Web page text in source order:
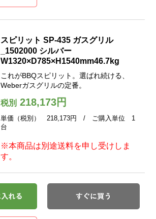
スピリット SP-435 ガスグリル
_1502000 シルバー
W1320×D785×H1540mm46.7kg
これがBBQスピリット。選ばれ続ける、
Weberガスグリルの定番。
税別218,173円
単価（税別） 218,173円 / ご購入単位 1
台
※本商品は別途送料を申し受けしま
す。